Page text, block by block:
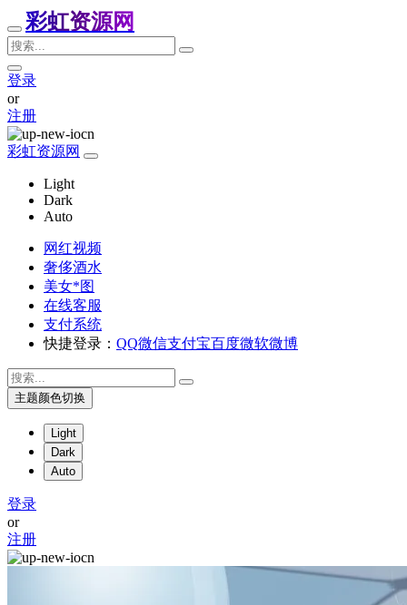
彩虹资源网
登录
or
注册
彩虹资源网
Light
Dark
Auto
网红视频
奢侈酒水
美女*图
在线客服
支付系统
快捷登录： QQ微信支付宝百度微软微博
主题颜色切换
Light
Dark
Auto
登录
or
注册